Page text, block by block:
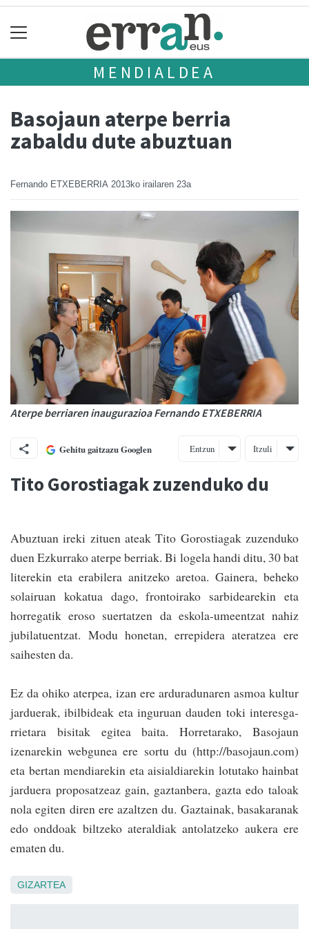
MENDIALDEA
Basojaun aterpe berria
zabaldu dute abuztuan
Fernando ETXEBERRIA 2013ko irailaren 23a
Aterpe berriaren inaugurazioa Fernando ETXEBERRIA
Gehitu gaitzazu Googlen Entzun Itzuli
Tito Gorostiagak zuzenduko du
Abuztuan ireki zituen ateak Tito Gorostiagak zuzenduko
duen Ezkurrako aterpe berriak. Bi logela handi ditu, 30 bat
literekin eta erabilera anitzeko aretoa. Gainera, beheko
solairuan kokatua dago, frontoirako sarbidearekin eta
horregatik eroso suertatzen da eskola-umeentzat nahiz
jubilatuentzat. Modu honetan, errepidera ateratzea ere
saihesten da.
Ez da ohiko aterpea, izan ere arduradunaren asmoa kultur
jarduerak, ibilbideak eta inguruan dauden toki interesga­
rrietara bisitak egitea baita. Horretarako, Basojaun
izenarekin web­gu­nea ere sortu du (http://basojaun.com)
eta bertan mendiarekin eta aisialdiarekin lotutako hainbat
jarduera proposatzeaz gain, gaztanbera, gazta edo taloak
nola egiten diren ere azaltzen du. Gaztainak, basakaranak
edo onddoak biltzeko ateraldiak antolatzeko aukera ere
ematen du.
GIZARTEA